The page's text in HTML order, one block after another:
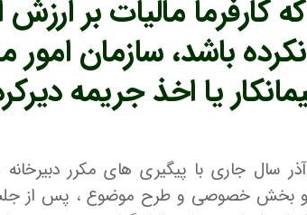
کارفرما مالیات بر ارزش
باشد، سازمان امور
یا اخذ جریمه
در 17آذر سال جاری با پیگیری های مکرر
بخش خصوصی و طرح موضوع ، پس از